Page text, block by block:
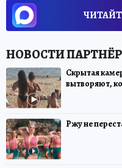
Скрытая
вытворяют,
Ржу не